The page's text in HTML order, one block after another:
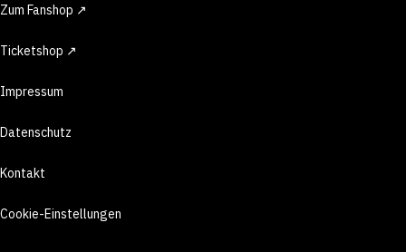
Zum Fanshop ↗
Ticketshop ↗
Impressum
Datenschutz
Kontakt
Cookie-Einstellungen